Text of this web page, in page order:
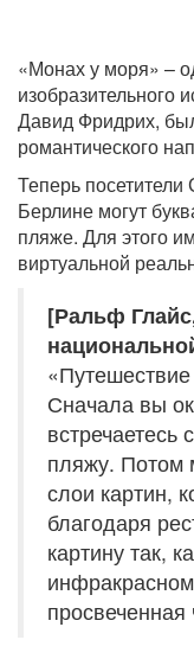
«Монах у моря» –
изобразительного
Давид Фридрих,
романтического
Теперь
Берлине могут
пляже. Для этого
виртуальной
[Ральф
Сначала вы
встречаетесь
пляжу. Потом
слои картин,
благодаря
картину так,
просвеченная